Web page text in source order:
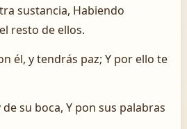
sustancia, Habiendo
resto de ellos.
él, y tendrás paz; Y por ello te
su boca, Y pon sus palabras